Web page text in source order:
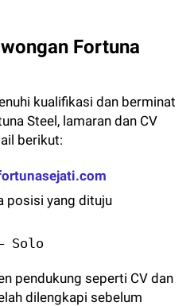
Fortuna
kualifikasi dan berminat
Steel, lamaran dan CV
berikut:
posisi yang dituju
Solo
pendukung seperti CV dan
dilengkapi sebelum